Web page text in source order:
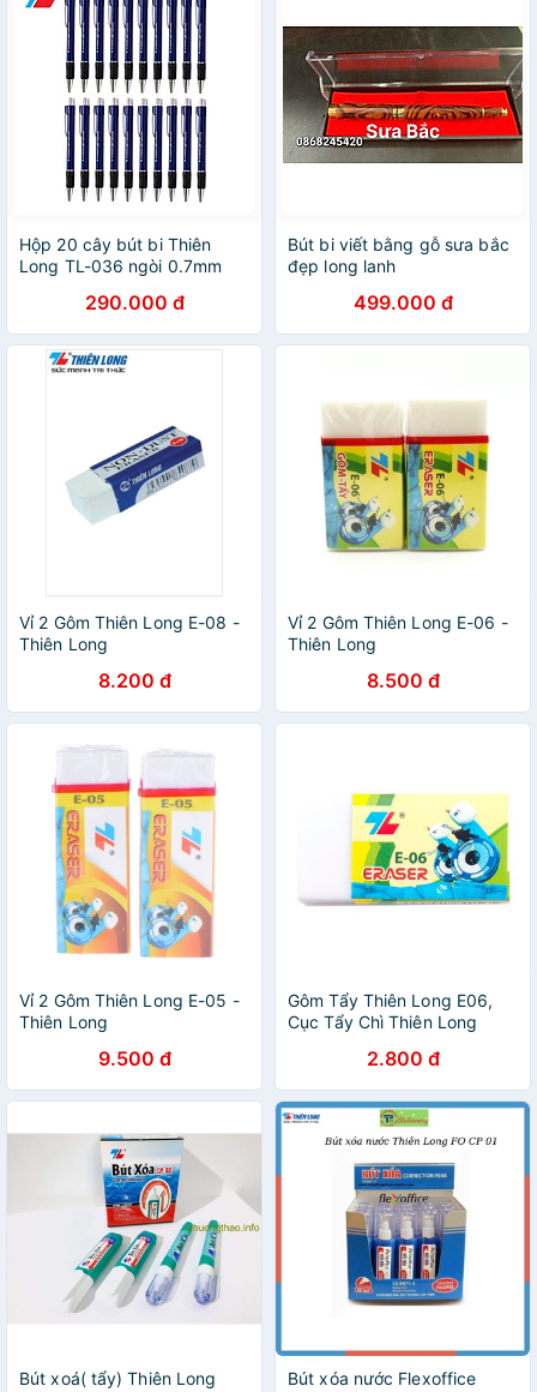
Hộp 20 cây bút bi Thiên
Long TL-036 ngòi 0.7mm
290.000 đ
Bút bi viết bằng gỗ sưa bắc
đẹp long lanh
499.000 đ
Vỉ 2 Gôm Thiên Long E-08 -
Thiên Long
8.200 đ
Vỉ 2 Gôm Thiên Long E-06 -
Thiên Long
8.500 đ
Vỉ 2 Gôm Thiên Long E-05 -
Thiên Long
9.500 đ
Gôm Tẩy Thiên Long E06,
Cục Tẩy Chì Thiên Long
2.800 đ
Bút xoá( tẩy) Thiên Long
Bút xóa nước Flexoffice